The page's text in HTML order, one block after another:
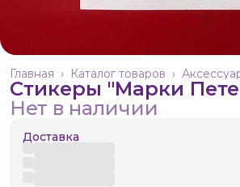
Каталог товаров ›
Главная ›
Стикеры "Марки
Нет в наличии
Доставка